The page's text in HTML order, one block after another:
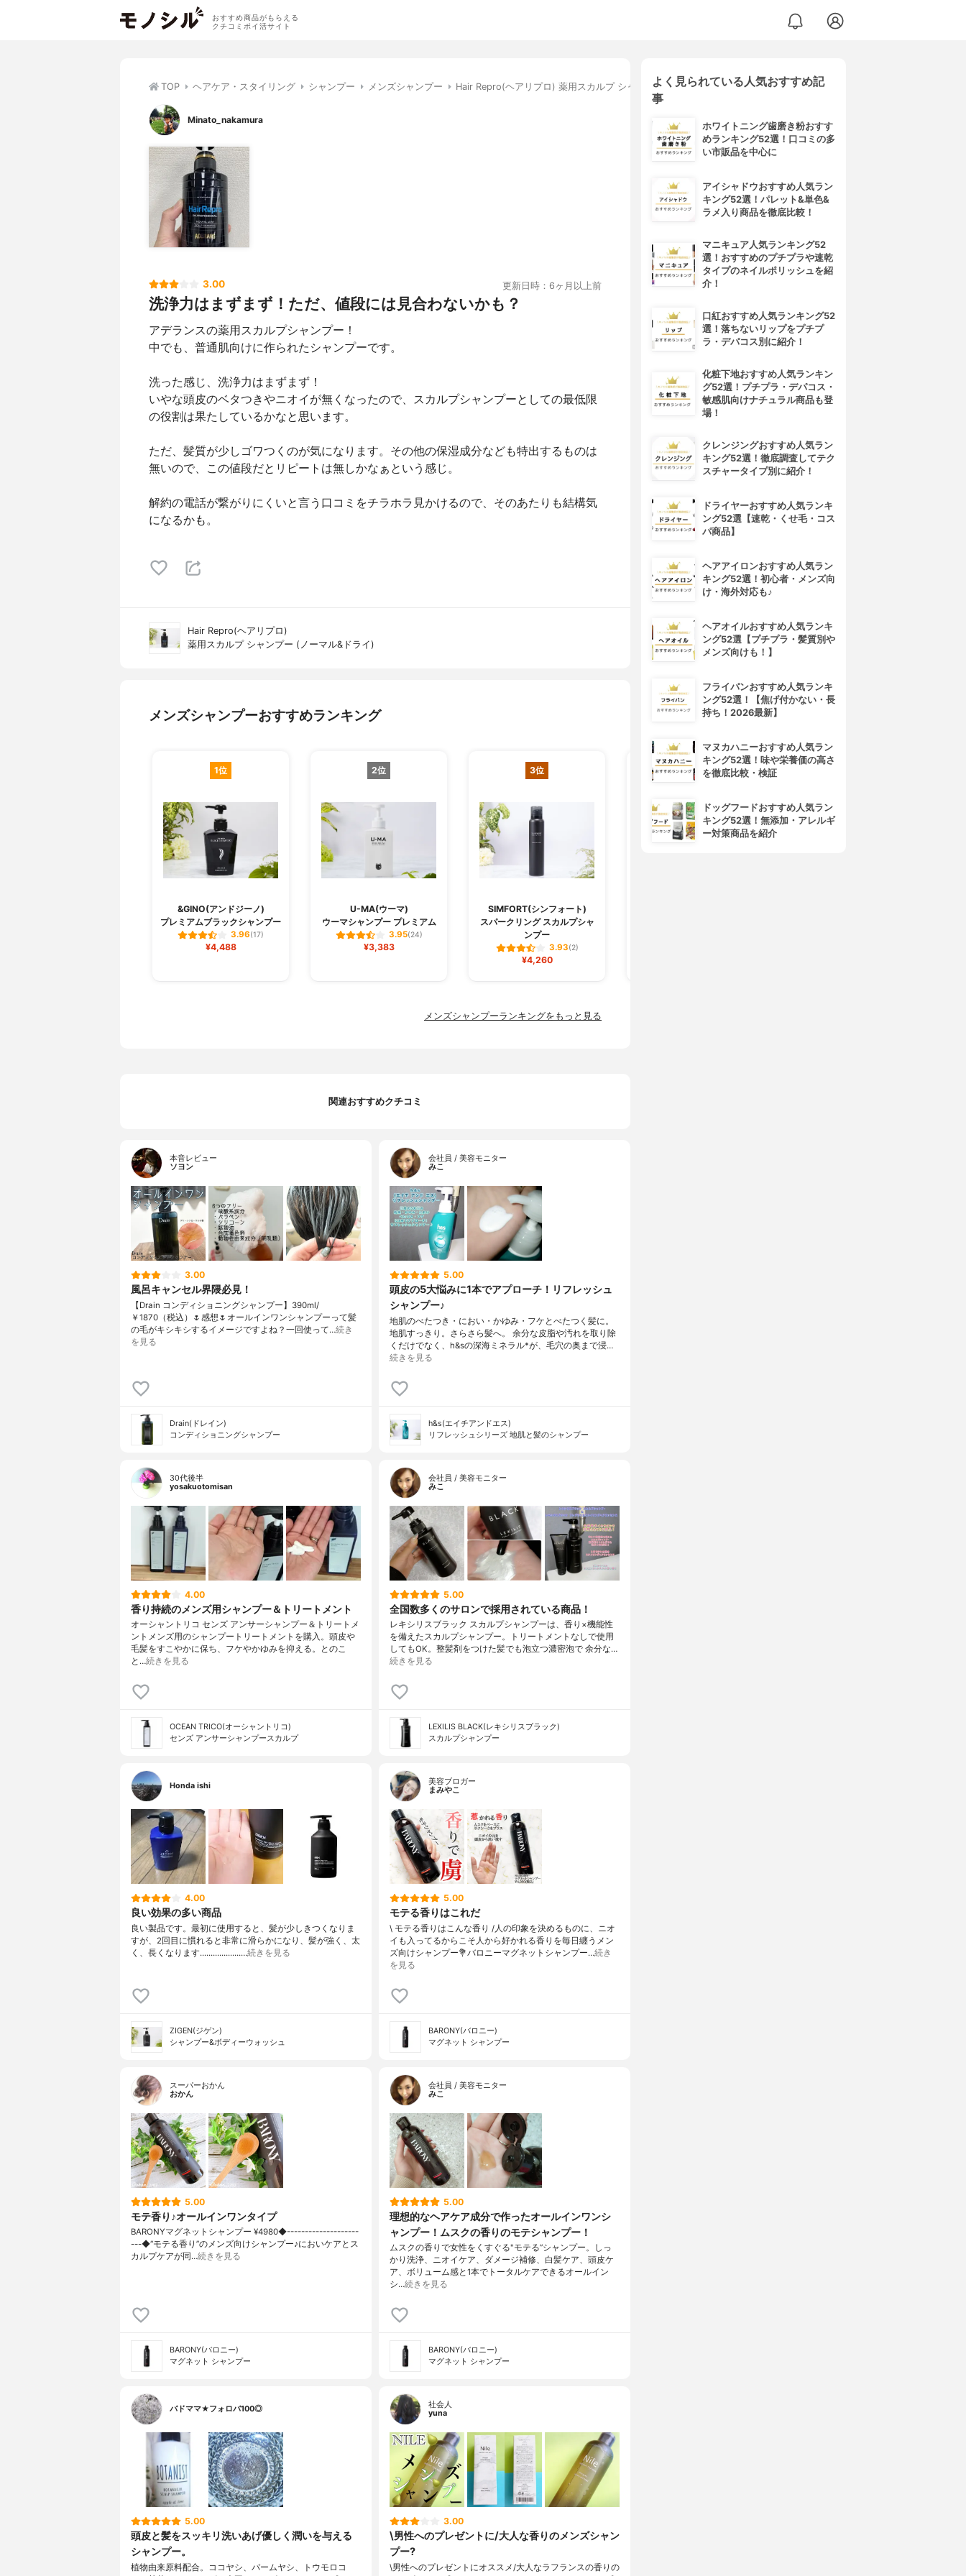
おすすめ商品がもらえる
クチコミポイ活サイト
TOP ヘアケア・スタイリング シャンプー メンズシャンプー Hair Repro(ヘアリプロ) 薬用スカルプ シャンプー (ノーマル&ドライ)
Minato_nakamura
3.00 更新日時：6ヶ月以上前
洗浄力はまずまず！ただ、値段には見合わないかも？
アデランスの薬用スカルプシャンプー！
中でも、普通肌向けに作られたシャンプーです。
洗った感じ、洗浄力はまずまず！
いやな頭皮のベタつきやニオイが無くなったので、スカルプシャンプーとしての最低限
の役割は果たしているかなと思います。
ただ、髪質が少しゴワつくのが気になります。その他の保湿成分なども特出するものは
無いので、この値段だとリピートは無しかなぁという感じ。
解約の電話が繋がりにくいと言う口コミをチラホラ見かけるので、そのあたりも結構気
になるかも。
Hair Repro(ヘアリプロ)
薬用スカルプ シャンプー (ノーマル&ドライ)
メンズシャンプーおすすめランキング
1位
&GINO(アンドジーノ)
プレミアムブラックシャンプー
3.96(17)
¥4,488
2位
U-MA(ウーマ)
ウーマシャンプー プレミアム
3.95(24)
¥3,383
3位
SIMFORT(シンフォート)
スパークリング スカルプシャ
ンプー
3.93(2)
¥4,260
4位
メンズシャンプーランキングをもっと見る
関連おすすめクチコミ
本音レビュー
ソヨン
3.00
風呂キャンセル界隈必見！
【Drain コンディショニングシャンプー】390ml/
￥1870（税込）🌷感想🌷オールインワンシャンプーって髪
の毛がキシキシするイメージですよね？一回使って…続き
を見る
Drain(ドレイン)
コンディショニングシャンプー
会社員 / 美容モニター
みこ
5.00
頭皮の5大悩みに1本でアプローチ！リフレッシュ
シャンプー♪
地肌のべたつき・におい・かゆみ・フケとべたつく髪に。
地肌すっきり。さらさら髪へ。 余分な皮脂や汚れを取り除
くだけでなく、h&sの深海ミネラル*が、毛穴の奥まで浸…
続きを見る
h&s(エイチアンドエス)
リフレッシュシリーズ 地肌と髪のシャンプー
30代後半
yosakuotomisan
4.00
香り持続のメンズ用シャンプー＆トリートメント
オーシャントリコ センズ アンサーシャンプー＆トリートメ
ントメンズ用のシャンプートリートメントを購入。頭皮や
毛髪をすこやかに保ち、フケやかゆみを抑える。とのこ
と…続きを見る
OCEAN TRICO(オーシャントリコ)
センズ アンサーシャンプースカルプ
会社員 / 美容モニター
みこ
5.00
全国数多くのサロンで採用されている商品！
レキシリスブラック スカルプシャンプーは、香り×機能性
を備えたスカルプシャンプー。トリートメントなしで使用
してもOK。整髪剤をつけた髪でも泡立つ濃密泡で 余分な…
続きを見る
LEXILIS BLACK(レキシリスブラック)
スカルプシャンプー
Honda ishi
4.00
良い効果の多い商品
良い製品です。最初に使用すると、髪が少しきつくなりま
すが、2回目に慣れると非常に滑らかになり、髪が強く、太
く、長くなります...................…続きを見る
ZIGEN(ジゲン)
シャンプー&ボディーウォッシュ
美容ブロガー
まみやこ
5.00
モテる香りはこれだ
\ モテる香りはこんな香り /⁡人の印象を決めるものに、ニオ
イも入ってるからこそ人から好かれる香りを毎日纏うメン
ズ向けシャンプー⁡💐バロニーマグネットシャンプー…続き
を見る
BARONY(バロニー)
マグネット シャンプー
スーパーおかん
おかん
5.00
モテ香り♪オールインワンタイプ
BARONYマグネットシャンプー ¥4980◆--------------------
---◆“モテる香り”のメンズ向けシャンプー♪においケアとス
カルプケアが同…続きを見る
BARONY(バロニー)
マグネット シャンプー
会社員 / 美容モニター
みこ
5.00
理想的なヘアケア成分で作ったオールインワンシ
ャンプー！ムスクの香りのモテシャンプー！
ムスクの香りで女性をくすぐる"モテる”シャンプー。しっ
かり洗浄、ニオイケア、ダメージ補修、白髪ケア、頭皮ケ
ア、ボリューム感と1本でトータルケアできるオールイン
シ…続きを見る
BARONY(バロニー)
マグネット シャンプー
バドママ★フォロバ100◎
5.00
頭皮と髪をスッキリ洗いあげ優しく潤いを与える
シャンプー。
植物由来原料配合。ココヤシ、パームヤシ、トウモロコ
社会人
yuna
3.00
\男性へのプレゼントに/大人な香りのメンズシャン
プー?
\男性へのプレゼントにオススメ/大人なラフランスの香りの
よく見られている人気おすすめ記
事
ホワイトニング歯磨き粉おすす
めランキング52選！口コミの多
い市販品を中心に
アイシャドウおすすめ人気ラン
キング52選！パレット&単色&
ラメ入り商品を徹底比較！
マニキュア人気ランキング52
選！おすすめのプチプラや速乾
タイプのネイルポリッシュを紹
介！
口紅おすすめ人気ランキング52
選！落ちないリップをプチプ
ラ・デパコス別に紹介！
化粧下地おすすめ人気ランキン
グ52選！プチプラ・デパコス・
敏感肌向けナチュラル商品も登
場！
クレンジングおすすめ人気ラン
キング52選！徹底調査してテク
スチャータイプ別に紹介！
ドライヤーおすすめ人気ランキ
ング52選【速乾・くせ毛・コス
パ商品】
ヘアアイロンおすすめ人気ラン
キング52選！初心者・メンズ向
け・海外対応も♪
ヘアオイルおすすめ人気ランキ
ング52選【プチプラ・髪質別や
メンズ向けも！】
フライパンおすすめ人気ランキ
ング52選！【焦げ付かない・長
持ち！2026最新】
マヌカハニーおすすめ人気ラン
キング52選！味や栄養価の高さ
を徹底比較・検証
ドッグフードおすすめ人気ラン
キング52選！無添加・アレルギ
ー対策商品を紹介